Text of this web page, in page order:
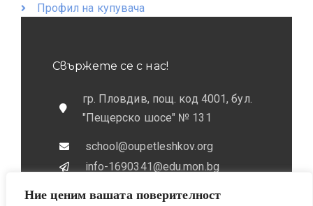
Ние ценим вашата поверителност
Профил на купувача
Свържете се с нас!
гр. Пловдив, пощ. код 4001, бул.
"Пещерско шосе" № 131
school@oupetleshkov.org
info-1690341@edu.mon.bg
032 / 643 673